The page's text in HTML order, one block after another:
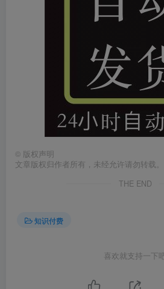
© 版权声明
文章版权归作者所有，未经允许请勿转载。
THE END
知识付费
喜欢就支持一下